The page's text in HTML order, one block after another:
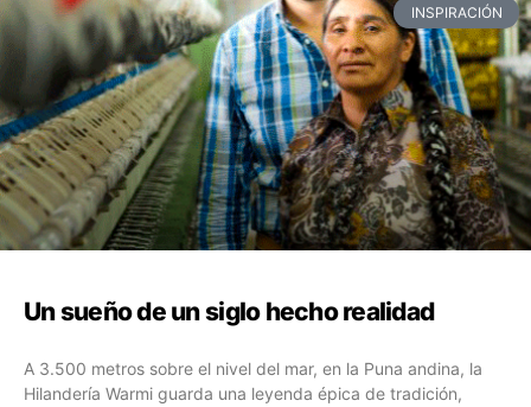
INSPIRACIÓN
Un sueño de un siglo hecho realidad
A 3.500 metros sobre el nivel del mar, en la Puna andina, la
Hilandería Warmi guarda una leyenda épica de tradición,